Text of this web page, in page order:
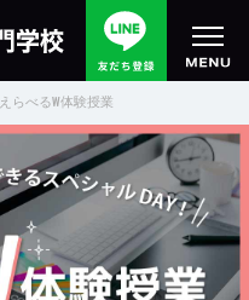
えらべるW体験授業